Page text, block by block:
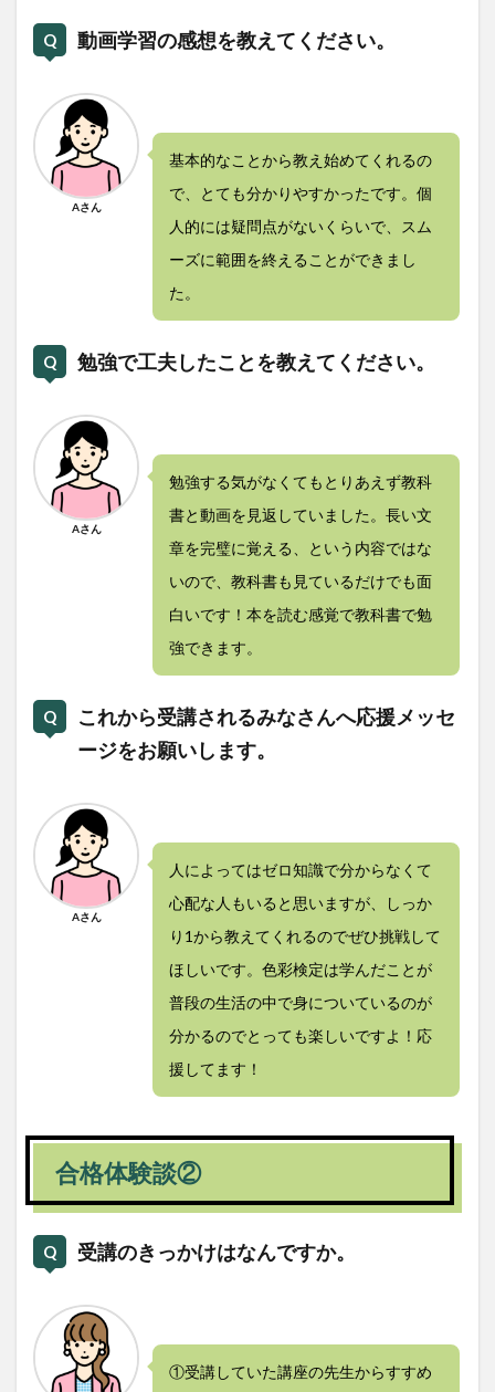
動画学習の感想を教えてください。
Aさん
基本的なことから教え始めてくれるの
で、とても分かりやすかったです。個
人的には疑問点がないくらいで、スム
ーズに範囲を終えることができまし
た。
勉強で工夫したことを教えてください。
Aさん
勉強する気がなくてもとりあえず教科
書と動画を見返していました。長い文
章を完璧に覚える、という内容ではな
いので、教科書も見ているだけでも面
白いです！本を読む感覚で教科書で勉
強できます。
これから受講されるみなさんへ応援メッセ
ージをお願いします。
Aさん
人によってはゼロ知識で分からなくて
心配な人もいると思いますが、しっか
り1から教えてくれるのでぜひ挑戦して
ほしいです。色彩検定は学んだことが
普段の生活の中で身についているのが
分かるのでとっても楽しいですよ！応
援してます！
合格体験談②
受講のきっかけはなんですか。
①受講していた講座の先生からすすめ